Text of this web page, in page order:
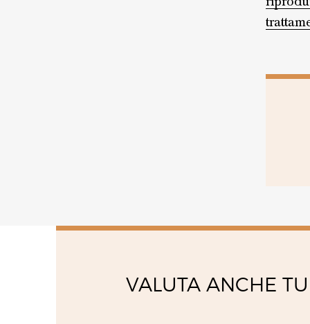
VALUTA ANCHE